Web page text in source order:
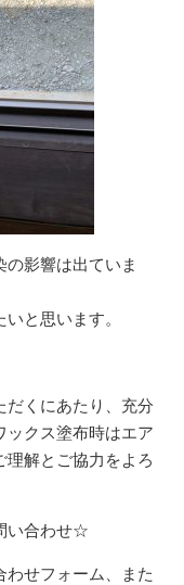
影響は出ていま
と思います。
くにあたり、充分
ックス塗布時はエア
理解とご協力をよろ
い合わせ☆
せフォーム、また